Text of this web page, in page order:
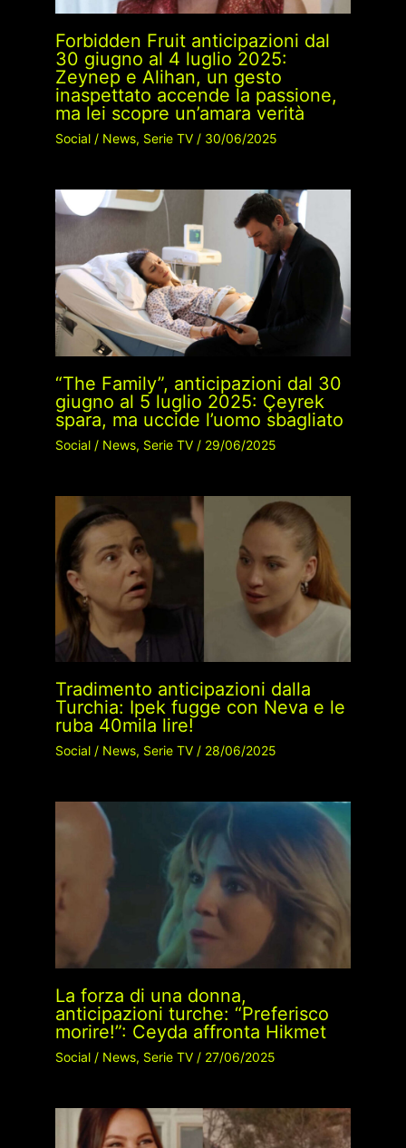
Forbidden Fruit anticipazioni dal
30 giugno al 4 luglio 2025:
Zeynep e Alihan, un gesto
inaspettato accende la passione,
ma lei scopre un’amara verità
Social/ News, Serie TV/ 30/06/2025
“The Family”, anticipazioni dal 30
giugno al 5 luglio 2025: Çeyrek
spara, ma uccide l’uomo sbagliato
Social/ News, Serie TV/ 29/06/2025
Tradimento anticipazioni dalla
Turchia: Ipek fugge con Neva e le
ruba 40mila lire!
Social/ News, Serie TV/ 28/06/2025
La forza di una donna,
anticipazioni turche: “Preferisco
morire!”: Ceyda affronta Hikmet
Social/ News, Serie TV/ 27/06/2025